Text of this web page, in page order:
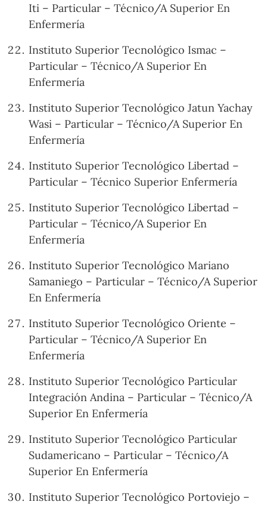
Iti – Particular – Técnico/A Superior En
Enfermería
Instituto Superior Tecnológico Ismac –
Particular – Técnico/A Superior En
Enfermería
Instituto Superior Tecnológico Jatun Yachay
Wasi – Particular – Técnico/A Superior En
Enfermería
Instituto Superior Tecnológico Libertad –
Particular – Técnico Superior Enfermería
Instituto Superior Tecnológico Libertad –
Particular – Técnico/A Superior En
Enfermería
Instituto Superior Tecnológico Mariano
Samaniego – Particular – Técnico/A Superior
En Enfermería
Instituto Superior Tecnológico Oriente –
Particular – Técnico/A Superior En
Enfermería
Instituto Superior Tecnológico Particular
Integración Andina – Particular – Técnico/A
Superior En Enfermería
Instituto Superior Tecnológico Particular
Sudamericano – Particular – Técnico/A
Superior En Enfermería
Instituto Superior Tecnológico Portoviejo –